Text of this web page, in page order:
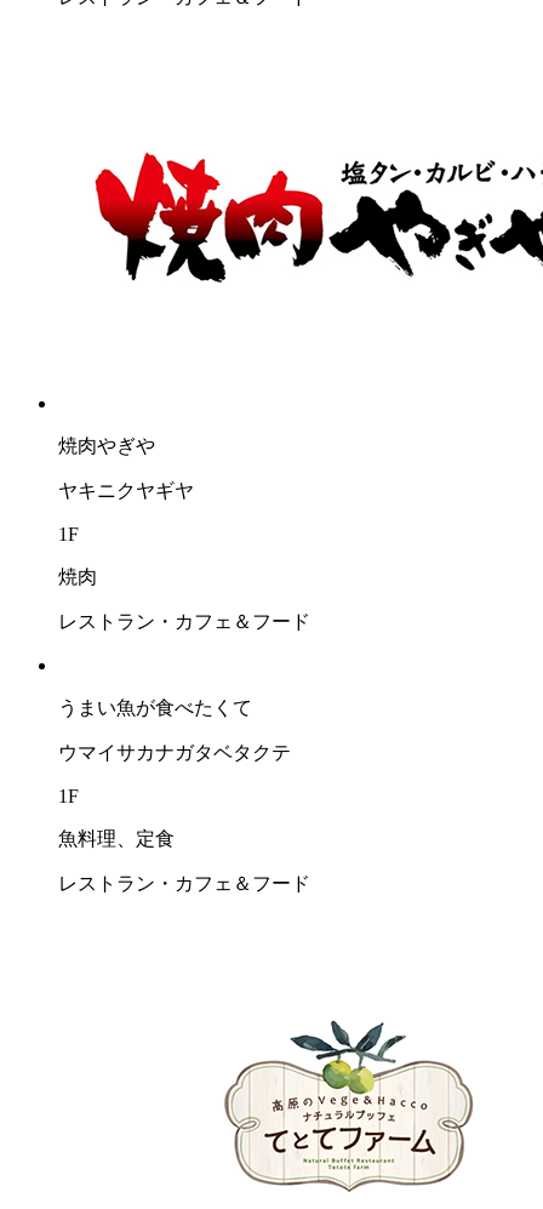
焼肉やぎや
ヤキニクヤギヤ
1F
焼肉
レストラン・カフェ＆フード
うまい⿂が⾷べたくて
ウマイサカナガタベタクテ
1F
魚料理、定食
レストラン・カフェ＆フード